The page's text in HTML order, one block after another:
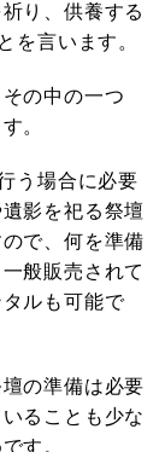
り、供養する
を言います。
の中の一つ
。
う場合に必要
影を祀る祭壇
で、何を準備
般販売されて
ルも可能で
の準備は必要
ることも少な
す。